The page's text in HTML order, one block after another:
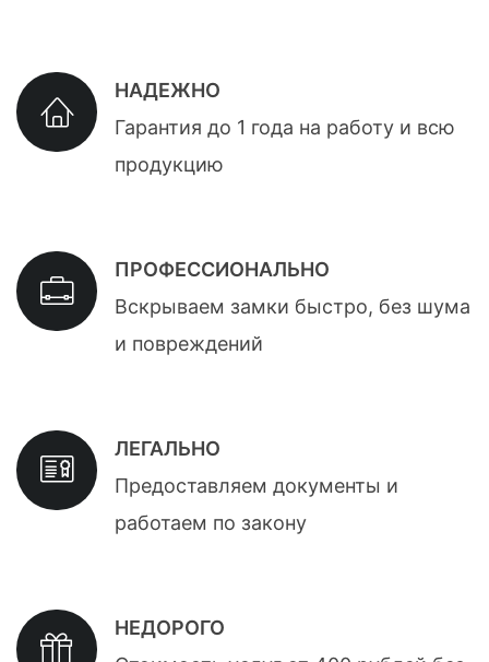
НАДЕЖНО
Гарантия до 1 года на работу и всю
продукцию
ПРОФЕССИОНАЛЬНО
Вскрываем замки быстро, без шума
и повреждений
ЛЕГАЛЬНО
Предоставляем документы и
работаем по закону
НЕДОРОГО